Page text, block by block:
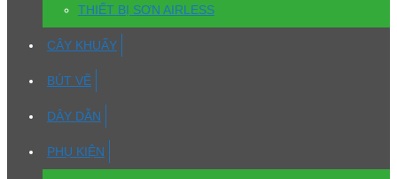
THIẾT BỊ SƠN AIRLESS
CÂY KHUẤY
BÚT VẼ
DÂY DẪN
PHỤ KIỆN